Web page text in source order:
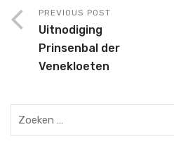
PREVIOUS POST
Uitnodiging
Prinsenbal der
Venekloeten